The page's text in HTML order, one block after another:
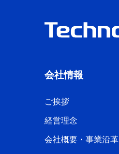
会社情報
ご挨拶
経営理念
会社概要・事業沿革